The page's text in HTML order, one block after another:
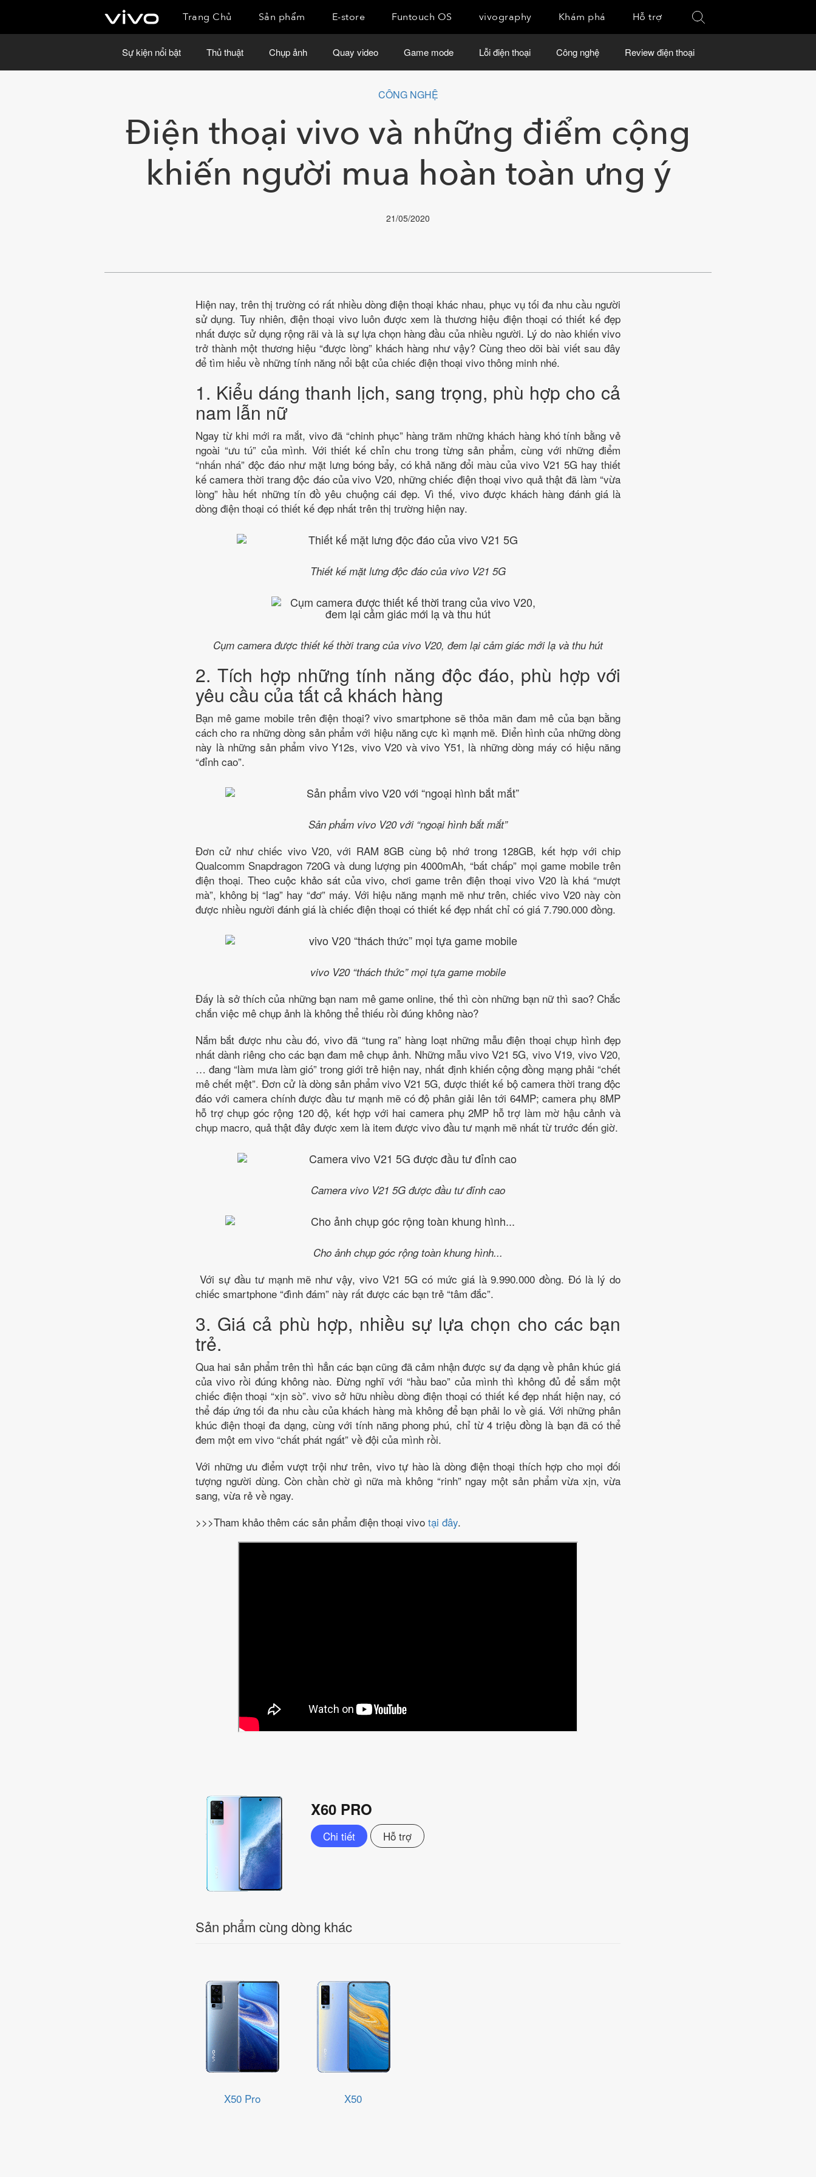
Trang Chủ Sản phẩm E-store Funtouch OS vivography Khám phá Hỗ trợ
Sự kiện nổi bật Thủ thuật Chụp ảnh Quay video Game mode Lỗi điện thoại Công nghệ Review điện thoại
CÔNG NGHỆ
Điện thoại vivo và những điểm cộng
khiến người mua hoàn toàn ưng ý
21/05/2020
Hiện nay, trên thị trường có rất nhiều dòng điện thoại khác nhau, phục vụ tối đa nhu cầu người
sử dụng. Tuy nhiên, điện thoại vivo luôn được xem là thương hiệu điện thoại có thiết kế đẹp
nhất được sử dụng rộng rãi và là sự lựa chọn hàng đầu của nhiều người. Lý do nào khiến vivo
trở thành một thương hiệu “được lòng” khách hàng như vậy? Cùng theo dõi bài viết sau đây
để tìm hiểu về những tính năng nổi bật của chiếc điện thoại vivo thông minh nhé.
1. Kiểu dáng thanh lịch, sang trọng, phù hợp cho cả
nam lẫn nữ
Ngay từ khi mới ra mắt, vivo đã “chinh phục” hàng trăm những khách hàng khó tính bằng vẻ
ngoài “ưu tú” của mình. Với thiết kế chỉn chu trong từng sản phẩm, cùng với những điểm
“nhấn nhá” độc đáo như mặt lưng bóng bẩy, có khả năng đổi màu của vivo V21 5G hay thiết
kế camera thời trang độc đáo của vivo V20, những chiếc điện thoại vivo quả thật đã làm “vừa
lòng” hầu hết những tín đồ yêu chuộng cái đẹp. Vì thế, vivo được khách hàng đánh giá là
dòng điện thoại có thiết kế đẹp nhất trên thị trường hiện nay.
Thiết kế mặt lưng độc đáo của vivo V21 5G
Cụm camera được thiết kế thời trang của vivo V20, đem lại cảm giác mới lạ và thu hút
2. Tích hợp những tính năng độc đáo, phù hợp với
yêu cầu của tất cả khách hàng
Bạn mê game mobile trên điện thoại? vivo smartphone sẽ thỏa mãn đam mê của bạn bằng
cách cho ra những dòng sản phẩm với hiệu năng cực kì mạnh mẽ. Điển hình của những dòng
này là những sản phẩm vivo Y12s, vivo V20 và vivo Y51, là những dòng máy có hiệu năng
“đỉnh cao”.
Sản phẩm vivo V20 với “ngoại hình bắt mắt”
Đơn cử như chiếc vivo V20, với RAM 8GB cùng bộ nhớ trong 128GB, kết hợp với chip
Qualcomm Snapdragon 720G và dung lượng pin 4000mAh, “bất chấp” mọi game mobile trên
điện thoại. Theo cuộc khảo sát của vivo, chơi game trên điện thoại vivo V20 là khá “mượt
mà”, không bị “lag” hay “đơ” máy. Với hiệu năng mạnh mẽ như trên, chiếc vivo V20 này còn
được nhiều người đánh giá là chiếc điện thoại có thiết kế đẹp nhất chỉ có giá 7.790.000 đồng.
vivo V20 “thách thức” mọi tựa game mobile
Đấy là sở thích của những bạn nam mê game online, thế thì còn những bạn nữ thì sao? Chắc
chắn việc mê chụp ảnh là không thể thiếu rồi đúng không nào?
Nắm bắt được nhu cầu đó, vivo đã “tung ra” hàng loạt những mẫu điện thoại chụp hình đẹp
nhất dành riêng cho các bạn đam mê chụp ảnh. Những mẫu vivo V21 5G, vivo V19, vivo V20,
… đang “làm mưa làm gió” trong giới trẻ hiện nay, nhất định khiến cộng đồng mạng phải “chết
mê chết mệt”. Đơn cử là dòng sản phẩm vivo V21 5G, được thiết kế bộ camera thời trang độc
đáo với camera chính được đầu tư mạnh mẽ có độ phân giải lên tới 64MP; camera phụ 8MP
hỗ trợ chụp góc rộng 120 độ, kết hợp với hai camera phụ 2MP hỗ trợ làm mờ hậu cảnh và
chụp macro, quả thật đây được xem là item được vivo đầu tư mạnh mẽ nhất từ trước đến giờ.
Camera vivo V21 5G được đầu tư đỉnh cao
Cho ảnh chụp góc rộng toàn khung hình...
Với sự đầu tư mạnh mẽ như vậy, vivo V21 5G có mức giá là 9.990.000 đồng. Đó là lý do
chiếc smartphone “đình đám” này rất được các bạn trẻ “tâm đắc”.
3. Giá cả phù hợp, nhiều sự lựa chọn cho các bạn
trẻ.
Qua hai sản phẩm trên thì hẳn các bạn cũng đã cảm nhận được sự đa dạng về phân khúc giá
của vivo rồi đúng không nào. Đừng nghĩ với “hầu bao” của mình thì không đủ để sắm một
chiếc điện thoại “xịn sò”. vivo sở hữu nhiều dòng điện thoại có thiết kế đẹp nhất hiện nay, có
thể đáp ứng tối đa nhu cầu của khách hàng mà không để bạn phải lo về giá. Với những phân
khúc điện thoại đa dạng, cùng với tính năng phong phú, chỉ từ 4 triệu đồng là bạn đã có thể
đem một em vivo “chất phát ngất” về đội của mình rồi.
Với những ưu điểm vượt trội như trên, vivo tự hào là dòng điện thoại thích hợp cho mọi đối
tượng người dùng. Còn chần chờ gì nữa mà không “rinh” ngay một sản phẩm vừa xịn, vừa
sang, vừa rẻ về ngay.
>>>Tham khảo thêm các sản phẩm điện thoại vivo tại đây.
X60 PRO
Chi tiết Hỗ trợ
Sản phẩm cùng dòng khác
X50 Pro X50